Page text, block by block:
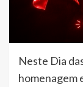
Neste Dia
homenagem